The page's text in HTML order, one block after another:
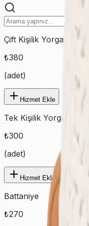
Çift Kişilik Yorgan
₺380
(adet)
Hizmet Ekle
Tek Kişilik Yorgan
₺300
(adet)
Hizmet Ekle
Battaniye
₺270